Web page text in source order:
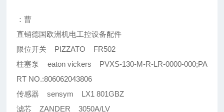
：曹
直销德国欧洲机电工控设备配件
限位开关 PIZZATO FR502
柱塞泵 eaton vickers PVXS-130-M-R-LR-0000-000;PA
RT NO.:806062043806
传感器 sensym LX1 801GBZ
滤芯 ZANDER 3050A/LV